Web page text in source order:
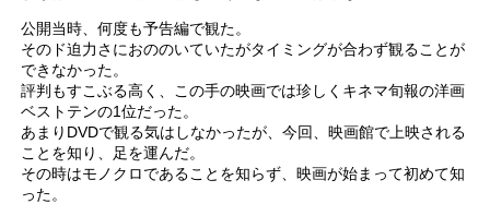
公開当時、何度も予告編で観た。
そのド迫力さにおののいていたがタイミングが合わず観ることが
できなかった。
評判もすこぶる高く、この手の映画では珍しくキネマ旬報の洋画
ベストテンの1位だった。
あまりDVDで観る気はしなかったが、今回、映画館で上映される
ことを知り、足を運んだ。
その時はモノクロであることを知らず、映画が始まって初めて知
った。